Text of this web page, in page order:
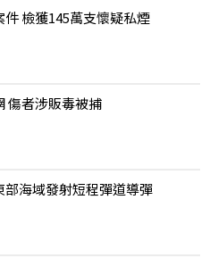
檢獲145萬支懷疑私煙
傷者涉販毒被捕
海域發射短程彈道導彈